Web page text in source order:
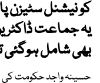
کو نیشنل سٹیزن
یہ جماعت
بھی شامل ہوگئی
حسینہ واجد حکومت کی